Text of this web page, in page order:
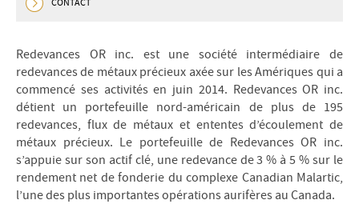
CONTACT
Redevances OR inc. est une société intermédiaire de
redevances de métaux précieux axée sur les Amériques qui a
commencé ses activités en juin 2014. Redevances OR inc.
détient un portefeuille nord-américain de plus de 195
redevances, flux de métaux et ententes d’écoulement de
métaux précieux. Le portefeuille de Redevances OR inc.
s’appuie sur son actif clé, une redevance de 3 % à 5 % sur le
rendement net de fonderie du complexe Canadian Malartic,
l’une des plus importantes opérations aurifères au Canada.